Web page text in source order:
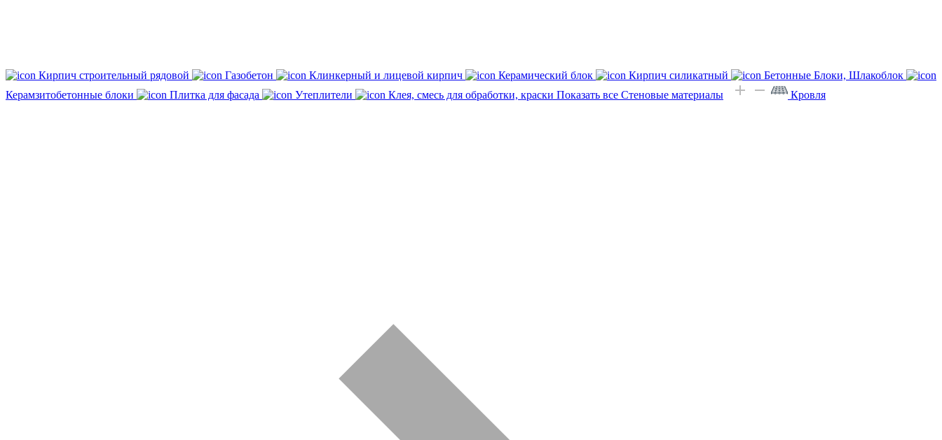
Кирпич строительный рядовой Газобетон Клинкерный и лицевой кирпич Керамический блок Кирпич силикатный
Бетонные Блоки, Шлакоблок
Керамзитобетонные блоки
Плитка для фасада Утеплители Клея, смесь для обработки, краски Показать все Стеновые материалы Кровля